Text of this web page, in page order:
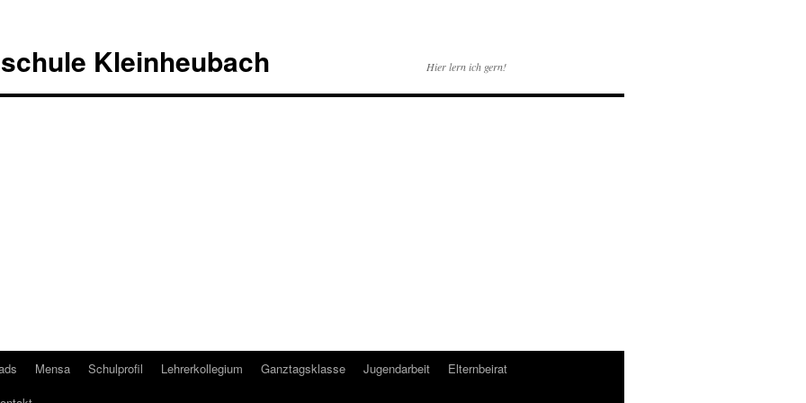
Kleinheubach Hier lern ich gern!
Mensa Schulprofil Lehrerkollegium Ganztagsklasse Jugendarbeit
Elternbeirat